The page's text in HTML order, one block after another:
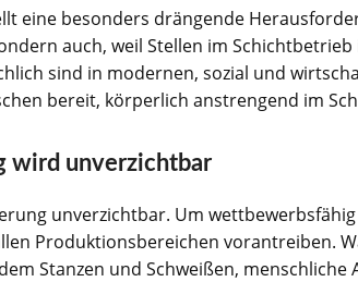
eine besonders drängende
auch, weil Stellen im
sind in modernen, sozial und
bereit, körperlich anstrengend im
wird unverzichtbar
unverzichtbar. Um
Produktionsbereichen vorantreiben.
Stanzen und Schweißen,